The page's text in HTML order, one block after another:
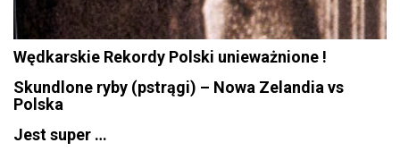
Wędkarskie Rekordy Polski unieważnione !
Skundlone ryby (pstrągi) – Nowa Zelandia vs
Polska
Jest super …